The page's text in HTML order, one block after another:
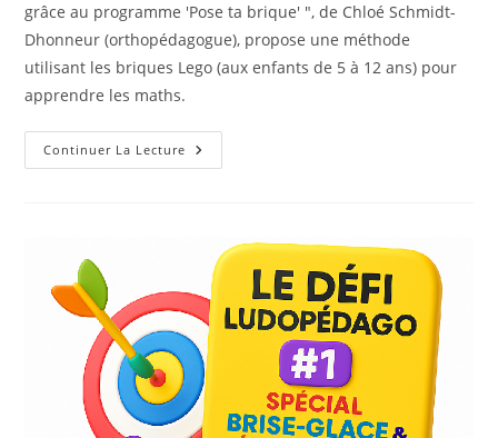
grâce au programme 'Pose ta brique' ", de Chloé Schmidt-
Dhonneur (orthopédagogue), propose une méthode
utilisant les briques Lego (aux enfants de 5 à 12 ans) pour
apprendre les maths.
Continuer La Lecture Apprentissage
Des
À
12
Ans